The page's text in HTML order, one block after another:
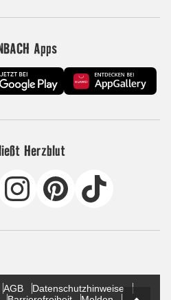
Apps
Herzblut
AGB
Datenschutzhinweise